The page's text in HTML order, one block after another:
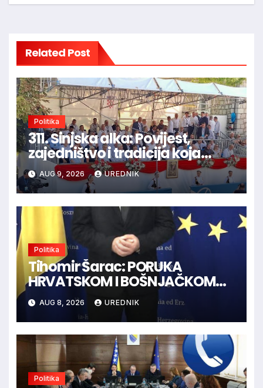
Related Post
Politika
311. Sinjska alka: Povijest,
zajedništvo i tradicija koja
spaja hrvatski narod
AUG 9, 2026 UREDNIK
Politika
Tihomir Šarac: PORUKA
HRVATSKOM I BOŠNJAČKOM
NARODU U BiH
AUG 8, 2026 UREDNIK
Politika